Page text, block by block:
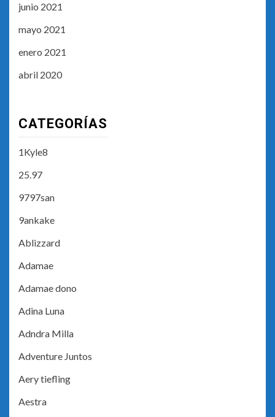
junio 2021
mayo 2021
enero 2021
abril 2020
CATEGORÍAS
1Kyle8
25.97
9797san
9ankake
Ablizzard
Adamae
Adamae dono
Adina Luna
Adndra Milla
Adventure Juntos
Aery tiefling
Aestra